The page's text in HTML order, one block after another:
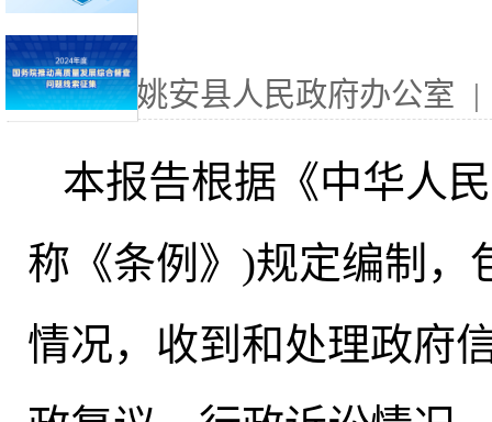
来源: 姚安县人民政府办公室 |
本报告根据《中华人
称《条例》)规定编制 ，
情况， 收到和处理政府